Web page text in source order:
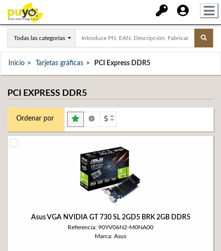
Todas las categorías
Inicio Tarjetas gráficas PCI Express DDR5
PCI EXPRESS DDR5
Ordenar por
Asus VGA NVIDIA GT 730 SL 2GD5 BRK 2GB DDR5
Referencia: 90YV06N2-M0NA00
Marca: Asus